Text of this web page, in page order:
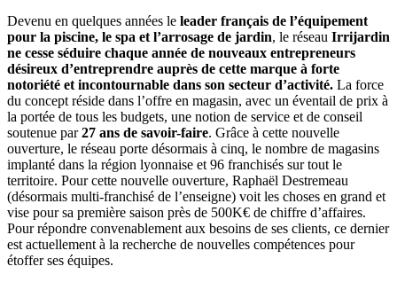
Devenu en quelques années le leader français de l’équipement
pour la piscine, le spa et l’arrosage de jardin, le réseau Irrijardin
ne cesse séduire chaque année de nouveaux entrepreneurs
désireux d’entreprendre auprès de cette marque à forte
notoriété et incontournable dans son secteur d’activité. La force
du concept réside dans l’offre en magasin, avec un éventail de prix à
la portée de tous les budgets, une notion de service et de conseil
soutenue par27 ans de savoir-faire. Grâce à cette nouvelle
ouverture, le réseau porte désormais à cinq, le nombre de magasins
implanté dans la région lyonnaise et 96 franchisés sur tout le
territoire. Pour cette nouvelle ouverture, Raphaël Destremeau
(désormais multi-franchisé de l’enseigne) voit les choses en grand et
vise pour sa première saison près de 500K€ de chiffre d’affaires.
Pour répondre convenablement aux besoins de ses clients, ce dernier
est actuellement à la recherche de nouvelles compétences pour
étoffer ses équipes.